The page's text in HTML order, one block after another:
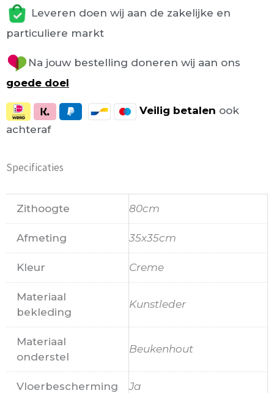
Leveren doen wij aan de zakelijke en
particuliere markt
Na jouw bestelling doneren wij aan ons
goede doel
Veilig betalen ook
achteraf
Specificaties
Zithoogte 80cm
Afmeting 35x35cm
Kleur Creme
Materiaal
bekleding
Kunstleder
Materiaal
onderstel
Beukenhout
Vloerbescherming Ja